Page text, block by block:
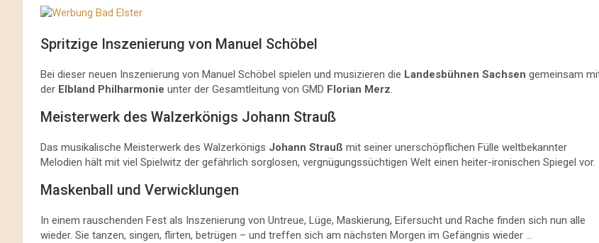
Spritzige Inszenierung von Manuel Schöbel
Bei dieser neuen Inszenierung von Manuel Schöbel spielen und musizieren die Landesbühnen Sachsen gemeinsam
der Elbland Philharmonie unter der Gesamtleitung von GMD Florian Merz.
Meisterwerk des Walzerkönigs Johann Strauß
Das musikalische Meisterwerk des Walzerkönigs Johann Strauß mit seiner unerschöpflichen Fülle weltbekannter
Melodien hält mit viel Spielwitz der gefährlich sorglosen, vergnügungssüchtigen Welt einen heiter-ironischen Spiegel vor.
Maskenball und Verwicklungen
In einem rauschenden Fest als Inszenierung von Untreue, Lüge, Maskierung, Eifersucht und Rache finden sich nun alle
wieder. Sie tanzen, singen, flirten, betrügen – und treffen sich am nächsten Morgen im Gefängnis wieder …